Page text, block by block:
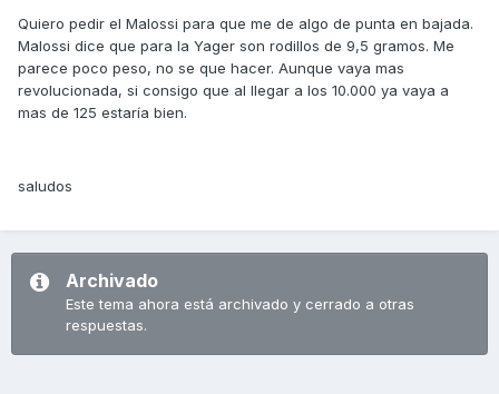
Quiero pedir el Malossi para que me de algo de punta en bajada.
Malossi dice que para la Yager son rodillos de 9,5 gramos. Me
parece poco peso, no se que hacer. Aunque vaya mas
revolucionada, si consigo que al llegar a los 10.000 ya vaya a
mas de 125 estaría bien.
saludos
Archivado
Este tema ahora está archivado y cerrado a otras
respuestas.